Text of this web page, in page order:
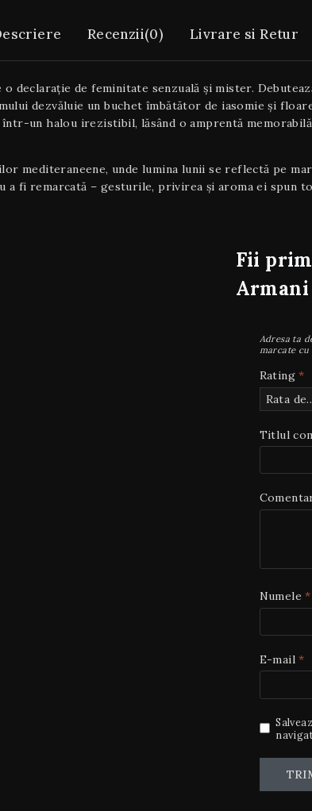
Recenzii(0) Livrare si Retur
declarație de feminitate senzuală și mister.
dezvăluie un buchet îmbătător de iasomie și
un halou irezistibil, lăsând o amprentă
mediteraneene, unde lumina lunii se reflectă pe
a fi remarcată – gesturile, privirea și aroma ei spun
Fii
Armani
Adresa ta
marcate cu
Rating*
Titlul
Numele*
E-mail*